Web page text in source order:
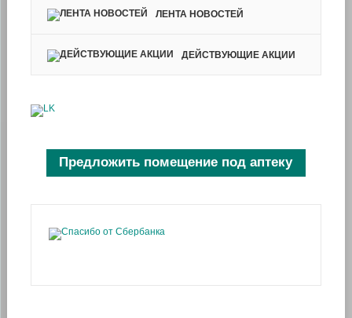
ЛЕНТА НОВОСТЕЙ
ДЕЙСТВУЮЩИЕ АКЦИИ
Предложить помещение под аптеку